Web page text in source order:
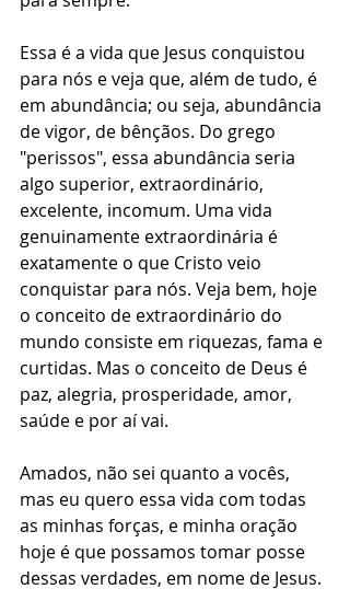
Essa é a vida que Jesus conquistou
para nós e veja que, além de tudo, é
em abundância; ou seja, abundância
de vigor, de bênçãos. Do grego
"perissos", essa abundância seria
algo superior, extraordinário,
excelente, incomum. Uma vida
genuinamente extraordinária é
exatamente o que Cristo veio
conquistar para nós. Veja bem, hoje
o conceito de extraordinário do
mundo consiste em riquezas, fama e
curtidas. Mas o conceito de Deus é
paz, alegria, prosperidade, amor,
saúde e por aí vai.
Amados, não sei quanto a vocês,
mas eu quero essa vida com todas
as minhas forças, e minha oração
hoje é que possamos tomar posse
dessas verdades, em nome de Jesus.